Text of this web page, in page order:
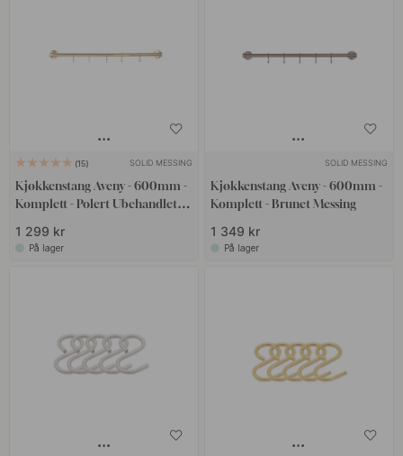
15 SOLID MESSING
Kjøkkenstang Aveny - 600mm -
Komplett - Polert Ubehandlet
1 299 kr
På lager
SOLID MESSING
Kjøkkenstang Aveny - 600mm -
Komplett - Brunet Messing
1 349 kr
På lager